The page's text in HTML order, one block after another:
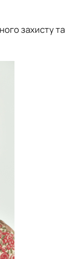
захисту та